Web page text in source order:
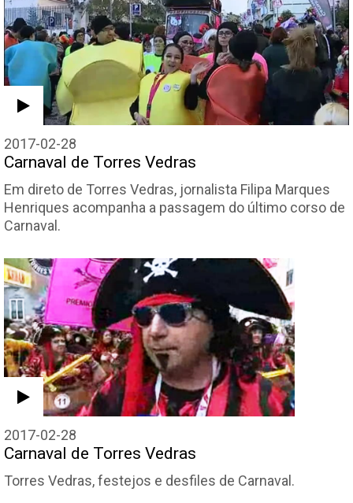
2017-02-28
Carnaval de Torres Vedras
Em direto de Torres Vedras, jornalista Filipa Marques
Henriques acompanha a passagem do último corso de
Carnaval.
2017-02-28
Carnaval de Torres Vedras
Torres Vedras, festejos e desfiles de Carnaval.